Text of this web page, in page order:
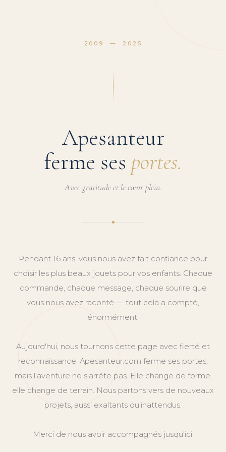
2009 — 2025
Apesanteur
ferme ses portes.
Avec gratitude et le cœur plein.
Pendant 16 ans, vous nous avez fait confiance pour
choisir les plus beaux jouets pour vos enfants. Chaque
commande, chaque message, chaque sourire que
vous nous avez raconté — tout cela a compté,
énormément.
Aujourd'hui, nous tournons cette page avec fierté et
reconnaissance. Apesanteur.com ferme ses portes,
mais l'aventure ne s'arrête pas. Elle change de forme,
elle change de terrain. Nous partons vers de nouveaux
projets, aussi exaltants qu'inattendus.
Merci de nous avoir accompagnés jusqu'ici.